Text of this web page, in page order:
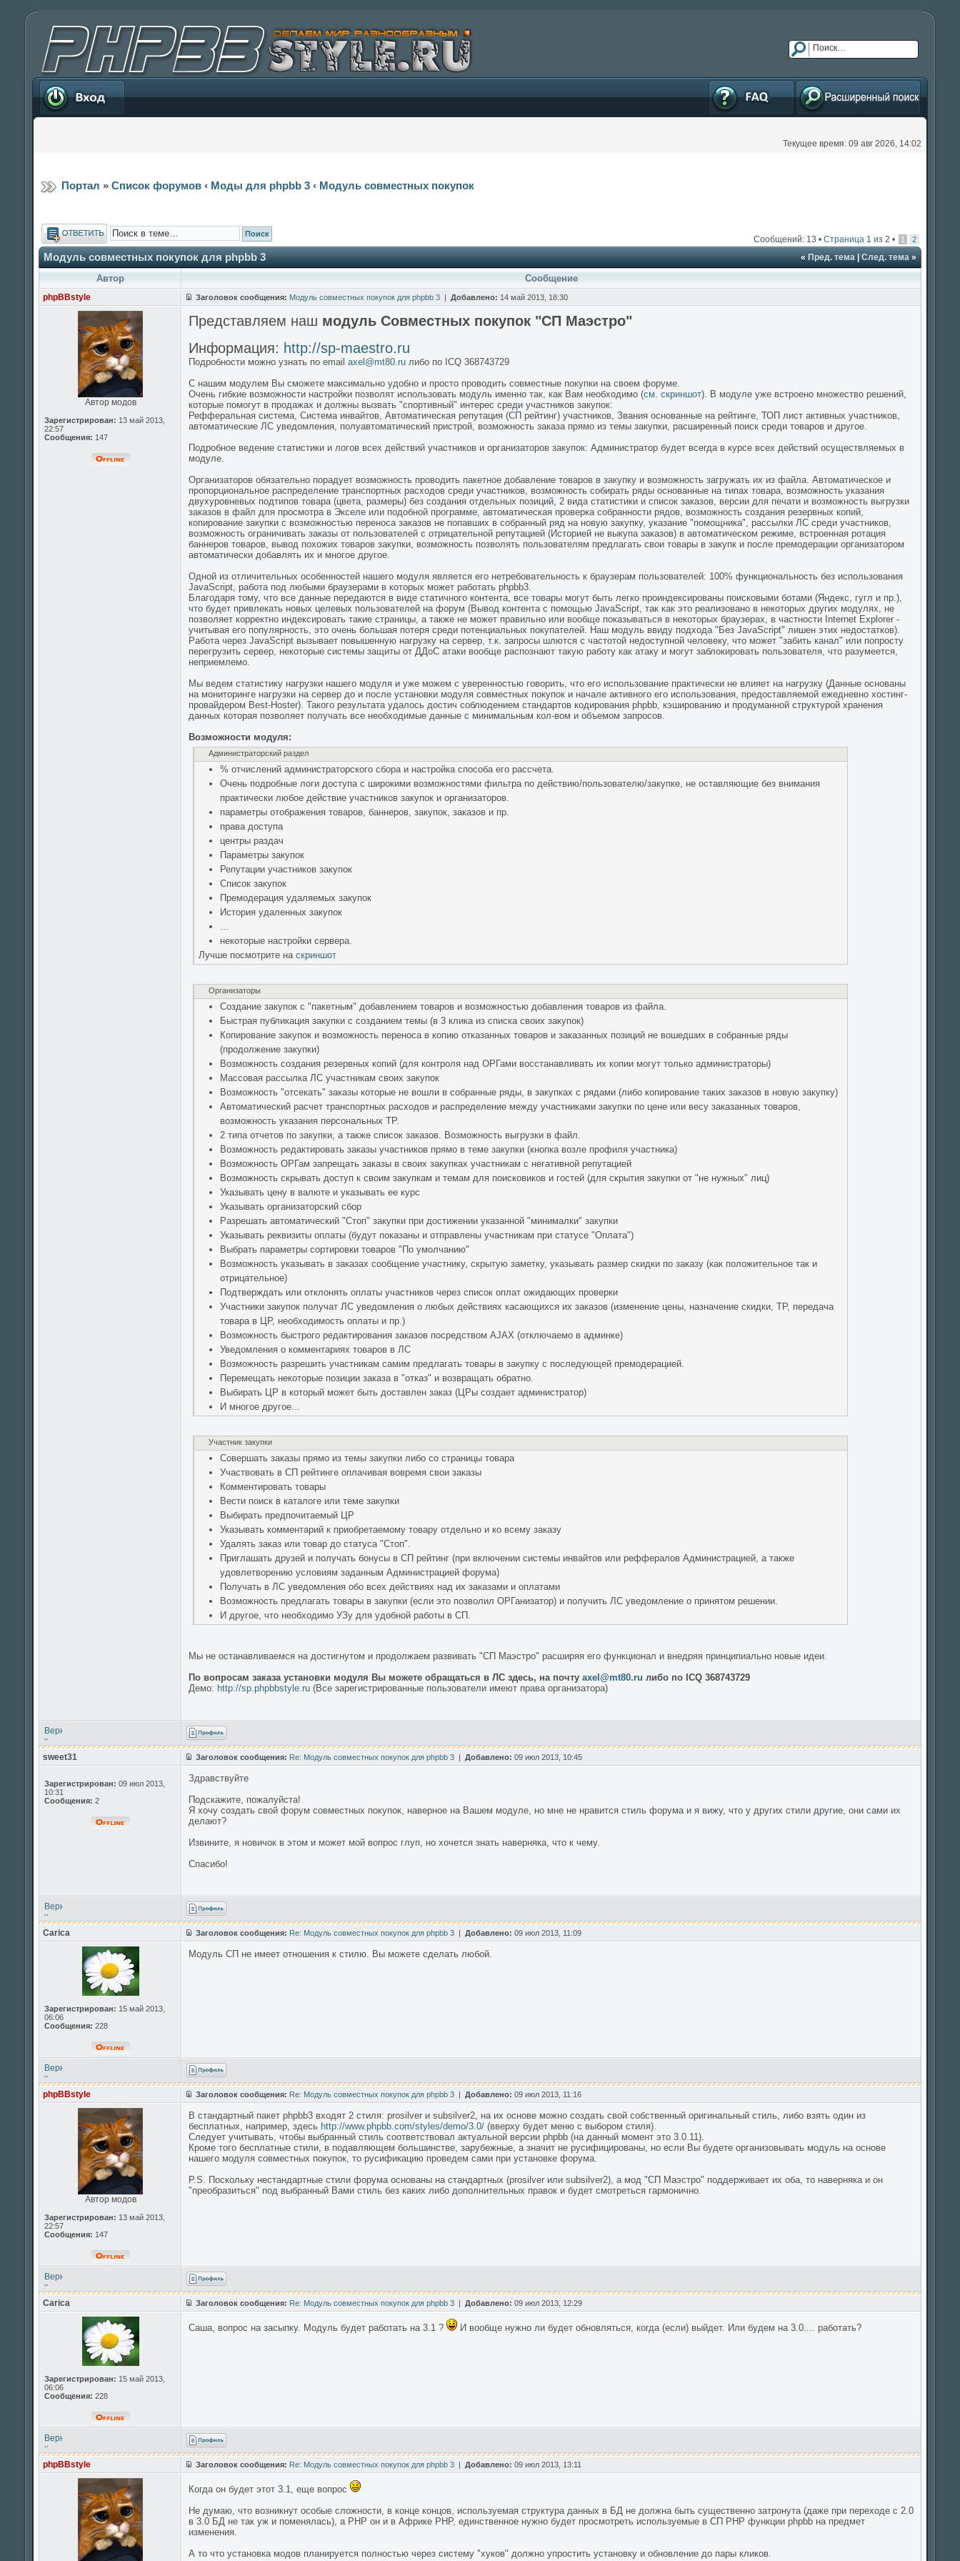
Вход Расширенный поиск
FAQ
Текущее время: 09 авг 2026, 14:02
Портал » Список форумов ‹ Моды для phpbb 3 ‹ Модуль совместных покупок
Ответить
Сообщений: 13 • Страница 1 из 2 • 1 2
Модуль совместных покупок для phpbb 3 «Пред. тема|След. тема»
Автор Сообщение
phpBBstyle Заголовок сообщения: Модуль совместных покупок для phpbb 3 | Добавлено: 14 май 2013, 18:30
Автор модов
Зарегистрирован: 13 май 2013,
22:57
Сообщения: 147
Представляем наш модуль Совместных покупок "СП Маэстро"
Информация: http://sp-maestro.ru
Подробности можно узнать по email axel@mt80.ru либо по ICQ 368743729
С нашим модулем Вы сможете максимально удобно и просто проводить совместные покупки на своем форуме.
Очень гибкие возможности настройки позволят использовать модуль именно так, как Вам необходимо (см. скриншот). В модуле уже встроено множество решений,
которые помогут в продажах и должны вызвать "спортивный" интерес среди участников закупок:
Рефферальная система, Система инвайтов, Автоматическая репутация (СП рейтинг) участников, Звания основанные на рейтинге, ТОП лист активных участников,
автоматические ЛС уведомления, полуавтоматический пристрой, возможность заказа прямо из темы закупки, расширенный поиск среди товаров и другое.
Подробное ведение статистики и логов всех действий участников и организаторов закупок: Администратор будет всегда в курсе всех действий осуществляемых в
модуле.
Организаторов обязательно порадует возможность проводить пакетное добавление товаров в закупку и возможность загружать их из файла. Автоматическое и
пропорциональное распределение транспортных расходов среди участников, возможность собирать ряды основанные на типах товара, возможность указания
двухуровневых подтипов товара (цвета, размеры) без создания отдельных позиций, 2 вида статистики и список заказов, версии для печати и возможность выгрузки
заказов в файл для просмотра в Экселе или подобной программе, автоматическая проверка собранности рядов, возможность создания резервных копий,
копирование закупки с возможностью переноса заказов не попавших в собранный ряд на новую закупку, указание "помощника", рассылки ЛС среди участников,
возможность ограничивать заказы от пользователей с отрицательной репутацией (Историей не выкупа заказов) в автоматическом режиме, встроенная ротация
баннеров товаров, вывод похожих товаров закупки, возможность позволять пользователям предлагать свои товары в закупк и после премодерации организатором
автоматически добавлять их и многое другое.
Одной из отличительных особенностей нашего модуля является его нетребовательность к браузерам пользователей: 100% функциональность без использования
JavaScript, работа под любыми браузерами в которых может работать phpbb3.
Благодаря тому, что все данные передаются в виде статичного контента, все товары могут быть легко проиндексированы поисковыми ботами (Яндекс, гугл и пр.),
что будет привлекать новых целевых пользователей на форум (Вывод контента с помощью JavaScript, так как это реализовано в некоторых других модулях, не
позволяет корректно индексировать такие страницы, а также не может правильно или вообще показываться в некоторых браузерах, в частности Internet Explorer -
учитывая его популярность, это очень большая потеря среди потенциальных покупателей. Наш модуль ввиду подхода "Без JavaScript" лишен этих недостатков).
Работа через JavaScript вызывает повышенную нагрузку на сервер, т.к. запросы шлются с частотой недоступной человеку, что может "забить канал" или попросту
перегрузить сервер, некоторые системы защиты от ДДоС атаки вообще распознают такую работу как атаку и могут заблокировать пользователя, что разумеется,
неприемлемо.
Мы ведем статистику нагрузки нашего модуля и уже можем с уверенностью говорить, что его использование практически не влияет на нагрузку (Данные основаны
на мониторинге нагрузки на сервер до и после установки модуля совместных покупок и начале активного его использования, предоставляемой ежедневно хостинг-
провайдером Best-Hoster). Такого результата удалось достич соблюдением стандартов кодирования phpbb, кэшированию и продуманной структурой хранения
данных которая позволяет получать все необходимые данные с минимальным кол-вом и объемом запросов.
Возможности модуля:
Администраторский раздел
% отчислений администраторского сбора и настройка способа его рассчета.
Очень подробные логи доступа с широкими возможностями фильтра по действию/пользователю/закупке, не оставляющие без внимания
практически любое действие участников закупок и организаторов.
параметры отображения товаров, баннеров, закупок, заказов и пр.
права доступа
центры раздач
Параметры закупок
Репутации участников закупок
Список закупок
Премодерация удаляемых закупок
История удаленных закупок
...
некоторые настройки сервера.
Лучше посмотрите на скриншот
Организаторы
Создание закупок с "пакетным" добавлением товаров и возможностью добавления товаров из файла.
Быстрая публикация закупки с созданием темы (в 3 клика из списка своих закупок)
Копирование закупок и возможность переноса в копию отказанных товаров и заказанных позиций не вошедших в собранные ряды
(продолжение закупки)
Возможность создания резервных копий (для контроля над ОРГами восстанавливать их копии могут только администраторы)
Массовая рассылка ЛС участникам своих закупок
Возможность "отсекать" заказы которые не вошли в собранные ряды, в закупках с рядами (либо копирование таких заказов в новую закупку)
Автоматический расчет транспортных расходов и распределение между участниками закупки по цене или весу заказанных товаров,
возможность указания персональных ТР.
2 типа отчетов по закупки, а также список заказов. Возможность выгрузки в файл.
Возможность редактировать заказы участников прямо в теме закупки (кнопка возле профиля участника)
Возможность ОРГам запрещать заказы в своих закупках участникам с негативной репутацией
Возможность скрывать доступ к своим закупкам и темам для поисковиков и гостей (для скрытия закупки от "не нужных" лиц)
Указывать цену в валюте и указывать ее курс
Указывать организаторский сбор
Разрешать автоматический "Стоп" закупки при достижении указанной "минималки" закупки
Указывать реквизиты оплаты (будут показаны и отправлены участникам при статусе "Оплата")
Выбрать параметры сортировки товаров "По умолчанию"
Возможность указывать в заказах сообщение участнику, скрытую заметку, указывать размер скидки по заказу (как положительное так и
отрицательное)
Подтверждать или отклонять оплаты участников через список оплат ожидающих проверки
Участники закупок получат ЛС уведомления о любых действиях касающихся их заказов (изменение цены, назначение скидки, ТР, передача
товара в ЦР, необходимость оплаты и пр.)
Возможность быстрого редактирования заказов посредством AJAX (отключаемо в админке)
Уведомления о комментариях товаров в ЛС
Возможность разрешить участникам самим предлагать товары в закупку с последующей премодерацией.
Перемещать некоторые позиции заказа в "отказ" и возвращать обратно.
Выбирать ЦР в который может быть доставлен заказ (ЦРы создает администратор)
И многое другое...
Участник закупки
Совершать заказы прямо из темы закупки либо со страницы товара
Участвовать в СП рейтинге оплачивая вовремя свои заказы
Комментировать товары
Вести поиск в каталоге или теме закупки
Выбирать предпочитаемый ЦР
Указывать комментарий к приобретаемому товару отдельно и ко всему заказу
Удалять заказ или товар до статуса "Стоп".
Приглашать друзей и получать бонусы в СП рейтинг (при включении системы инвайтов или реффералов Администрацией, а также
удовлетворению условиям заданным Администрацией форума)
Получать в ЛС уведомления обо всех действиях над их заказами и оплатами
Возможность предлагать товары в закупки (если это позволил ОРГанизатор) и получить ЛС уведомление о принятом решении.
И другое, что необходимо УЗу для удобной работы в СП.
Мы не останавливаемся на достигнутом и продолжаем развивать "СП Маэстро" расширяя его функционал и внедряя принципиально новые идеи.
По вопросам заказа установки модуля Вы можете обращаться в ЛС здесь, на почту axel@mt80.ru либо по ICQ 368743729
Демо: http://sp.phpbbstyle.ru (Все зарегистрированные пользователи имеют права организатора)
Вернуться
к
началу
sweet31 Заголовок сообщения: Re: Модуль совместных покупок для phpbb 3 | Добавлено: 09 июл 2013, 10:45
Зарегистрирован: 09 июл 2013,
10:31
Сообщения: 2
Здравствуйте
Подскажите, пожалуйста!
Я хочу создать свой форум совместных покупок, наверное на Вашем модуле, но мне не нравится стиль форума и я вижу, что у других стили другие, они сами их
делают?
Извините, я новичок в этом и может мой вопрос глуп, но хочется знать наверняка, что к чему.
Спасибо!
Вернуться
к
началу
Carica Заголовок сообщения: Re: Модуль совместных покупок для phpbb 3 | Добавлено: 09 июл 2013, 11:09
Зарегистрирован: 15 май 2013,
06:06
Сообщения: 228
Модуль СП не имеет отношения к стилю. Вы можете сделать любой.
Вернуться
к
началу
phpBBstyle Заголовок сообщения: Re: Модуль совместных покупок для phpbb 3 | Добавлено: 09 июл 2013, 11:16
Автор модов
Зарегистрирован: 13 май 2013,
22:57
Сообщения: 147
В стандартный пакет phpbb3 входят 2 стиля: prosilver и subsilver2, на их основе можно создать свой собственный оригинальный стиль, либо взять один из
бесплатных, например, здесь http://www.phpbb.com/styles/demo/3.0/ (вверху будет меню с выбором стиля).
Следует учитывать, чтобы выбранный стиль соответствовал актуальной версии phpbb (на данный момент это 3.0.11).
Кроме того бесплатные стили, в подавляющем большинстве, зарубежные, а значит не русифицированы, но если Вы будете организовывать модуль на основе
нашего модуля совместных покупок, то русификацию проведем сами при установке форума.
P.S. Поскольку нестандартные стили форума основаны на стандартных (prosilver или subsilver2), а мод "СП Маэстро" поддерживает их оба, то наверняка и он
"преобразиться" под выбранный Вами стиль без каких либо дополнительных правок и будет смотреться гармонично.
Вернуться
к
началу
Carica Заголовок сообщения: Re: Модуль совместных покупок для phpbb 3 | Добавлено: 09 июл 2013, 12:29
Зарегистрирован: 15 май 2013,
06:06
Сообщения: 228
Саша, вопрос на засыпку. Модуль будет работать на 3.1 ? И вообще нужно ли будет обновляться, когда (если) выйдет. Или будем на 3.0.... работать?
Вернуться
к
началу
phpBBstyle Заголовок сообщения: Re: Модуль совместных покупок для phpbb 3 | Добавлено: 09 июл 2013, 13:11
Когда он будет этот 3.1, еще вопрос
Не думаю, что возникнут особые сложности, в конце концов, используемая структура данных в БД не должна быть существенно затронута (даже при переходе с 2.0
в 3.0 БД не так уж и поменялась), а PHP он и в Африке PHP, единственное нужно будет просмотреть используемые в СП PHP функции phpbb на предмет
изменения.
А то что установка модов планируется полностью через систему "хуков" должно упростить установку и обновление до пары кликов.